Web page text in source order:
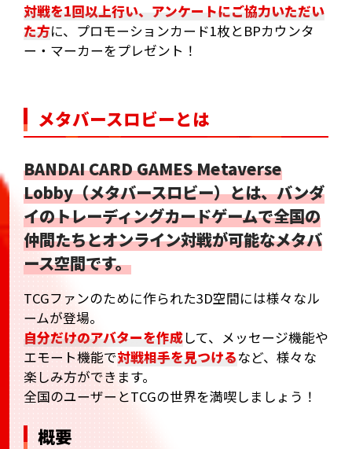
対戦を1回以上行い、アンケートにご協力いただい
た方に、プロモーションカード1枚とBPカウンタ
ー・マーカーをプレゼント！
メタバースロビーとは
BANDAI CARD GAMES Metaverse
Lobby（メタバースロビー）とは、バンダ
イのトレーディングカードゲームで全国の
仲間たちとオンライン対戦が可能なメタバ
ース空間です。
TCGファンのために作られた3D空間には様々なル
ームが登場。
自分だけのアバターを作成して、メッセージ機能や
エモート機能で対戦相手を見つけるなど、様々な
楽しみ方ができます。
全国のユーザーとTCGの世界を満喫しましょう！
概要